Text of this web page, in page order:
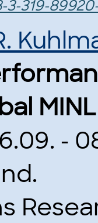
3-319-
-